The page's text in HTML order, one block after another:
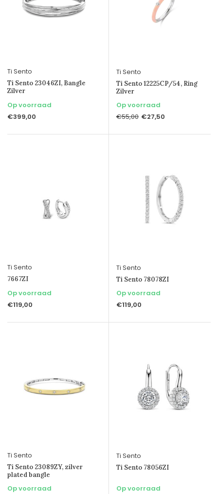
Ti Sento
Ti Sento 23046ZI, Bangle
Zilver
Op voorraad
€399,00
Ti Sento
Ti Sento 12225CP/54, Ring
Zilver
Op voorraad
€55,00 €27,50
Ti Sento
7667ZI
Op voorraad
€119,00
Ti Sento
Ti Sento 78078ZI
Op voorraad
€119,00
Ti Sento
Ti Sento 23089ZY, zilver
plated bangle
Op voorraad
Ti Sento
Ti Sento 78056ZI
Op voorraad